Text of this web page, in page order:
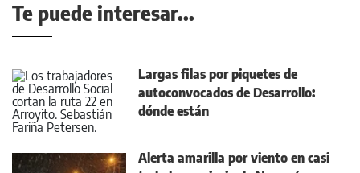
Te puede interesar...
Largas filas por piquetes de
autoconvocados de Desarrollo:
dónde están
Alerta amarilla por viento en casi